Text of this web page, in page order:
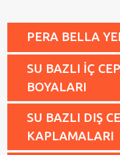
PERA BELLA
SU BAZLI İÇ
BOYALARI
SU BAZLI DIŞ
KAPLAMALARI